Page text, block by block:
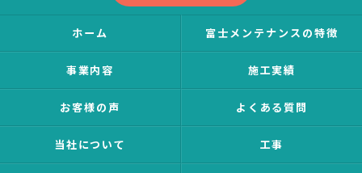
ホーム 富士メンテナンスの特徴
事業内容 施工実績
お客様の声 よくある質問
当社について 工事